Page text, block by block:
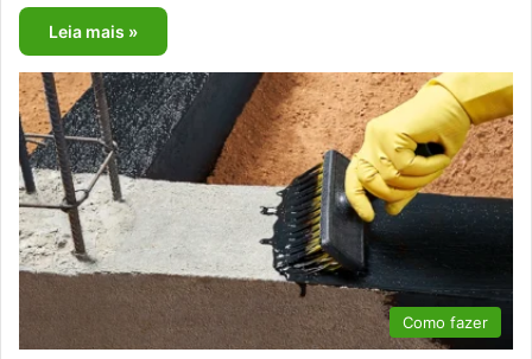
Leia mais »
Como fazer